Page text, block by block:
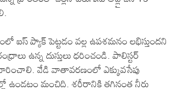
ఐస్ ప్యాక్ పెట్టడం వల్ల ఉపశమనం లభిస్తుందని
ఉన్న దుస్తులు ధరించండి. పాలిస్టర్
వేడి వాతావరణంలో ఎక్కువసేపు
ఉండటం మంచిది. శరీరానికి తగినంత నీరు